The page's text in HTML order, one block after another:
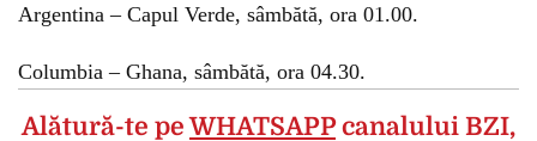
Argentina – Capul Verde, sâmbătă, ora 01.00.
Columbia – Ghana, sâmbătă, ora 04.30.
Alătură-te peWHATSAPPcanalului BZI,